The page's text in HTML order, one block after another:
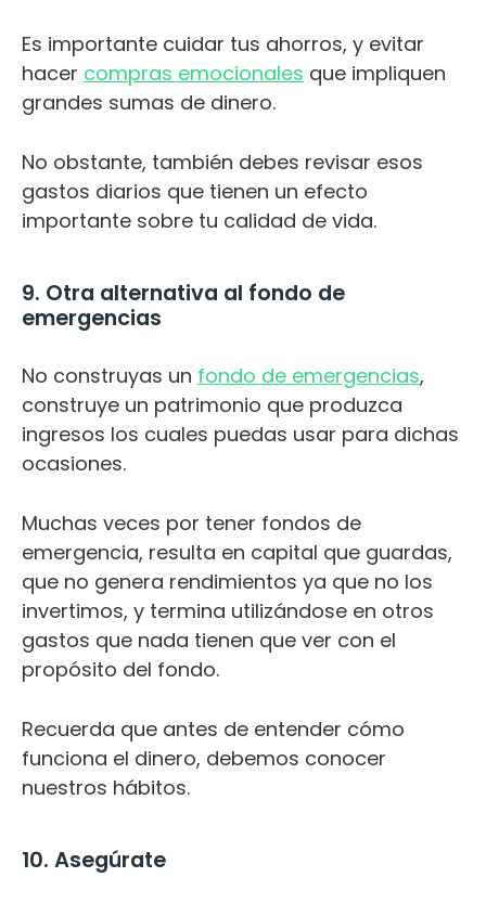
Es importante cuidar tus ahorros, y evitar
hacer compras emocionales que impliquen
grandes sumas de dinero.
No obstante, también debes revisar esos
gastos diarios que tienen un efecto
importante sobre tu calidad de vida.
9. Otra alternativa al fondo de
emergencias
No construyas un fondo de emergencias,
construye un patrimonio que produzca
ingresos los cuales puedas usar para dichas
ocasiones.
Muchas veces por tener fondos de
emergencia, resulta en capital que guardas,
que no genera rendimientos ya que no los
invertimos, y termina utilizándose en otros
gastos que nada tienen que ver con el
propósito del fondo.
Recuerda que antes de entender cómo
funciona el dinero, debemos conocer
nuestros hábitos.
10. Asegúrate